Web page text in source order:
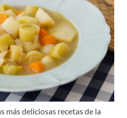
más deliciosas recetas de la